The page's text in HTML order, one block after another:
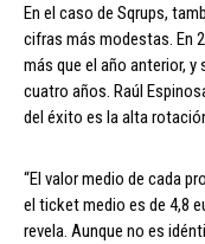
En el caso de Sqrups,
cifras más modestas. En
más que el año anterior, y
cuatro años. Raúl
del éxito es la alta
“El valor medio de cada
el ticket medio es de 4,8
revela. Aunque no es